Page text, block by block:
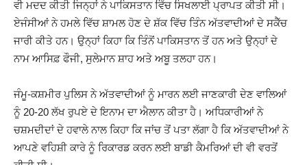
ਵੀ ਮਦਦ ਕੀਤੀ ਜਿਨ੍ਹਾਂ ਨੇ ਪਾਕਿਸਤਾਨ ਵਿੱਚ ਸਿਖਲਾਈ ਪ੍ਰਾਪਤ ਕੀਤੀ ਸੀ।
ਏਜੰਸੀਆਂ ਨੇ ਹਮਲੇ ਵਿੱਚ ਸ਼ਾਮਲ ਹੋਣ ਦੇ ਸ਼ੱਕ ਵਿੱਚ ਤਿੰਨ ਅੱਤਵਾਦੀਆਂ ਦੇ ਸਕੈੱਚ
ਜਾਰੀ ਕੀਤੇ ਹਨ। ਉਨ੍ਹਾਂ ਕਿਹਾ ਕਿ ਤਿੰਨੋਂ ਪਾਕਿਸਤਾਨ ਤੋਂ ਹਨ ਅਤੇ ਉਨ੍ਹਾਂ ਦੇ
ਨਾਮ ਆਸਿਫ਼ ਫੌਜੀ, ਸੁਲੇਮਾਨ ਸ਼ਾਹ ਅਤੇ ਅਬੂ ਤਲਹਾ ਹਨ।
ਜੰਮੂ-ਕਸ਼ਮੀਰ ਪੁਲਿਸ ਨੇ ਅੱਤਵਾਦੀਆਂ ਨੂੰ ਮਾਰਨ ਲਈ ਜਾਣਕਾਰੀ ਦੇਣ ਵਾਲਿਆਂ
ਨੂੰ 20-20 ਲੱਖ ਰੁਪਏ ਦੇ ਇਨਾਮ ਦਾ ਐਲਾਨ ਕੀਤਾ ਹੈ। ਅਧਿਕਾਰੀਆਂ ਨੇ
ਚਸ਼ਮਦੀਦਾਂ ਦੇ ਹਵਾਲੇ ਨਾਲ ਕਿਹਾ ਕਿ ਜਾਂਚ ਤੋਂ ਪਤਾ ਲੱਗਾ ਹੈ ਕਿ ਅੱਤਵਾਦੀਆਂ ਨੇ
ਆਪਣੇ ਵਹਿਸ਼ੀ ਕਾਰੇ ਨੂੰ ਰਿਕਾਰਡ ਕਰਨ ਲਈ ਬਾਡੀ ਕੈਮਰਿਆਂ ਦੀ ਵੀ ਵਰਤੋਂ